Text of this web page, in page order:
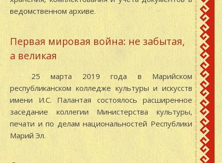
ведомственном архиве.
Первая мировая война: не забытая,
а великая
25 марта 2019 года в Марийском
республиканском колледже культуры и искусств
имени И.С. Палантая состоялось расширенное
заседание коллегии Министерства культуры,
печати и по делам национальностей Республики
Марий Эл.